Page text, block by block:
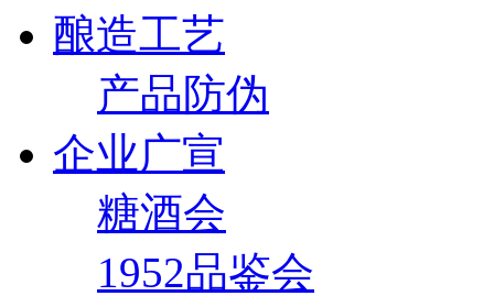
酿造工艺
产品防伪
企业广宣
糖酒会
1952品鉴会